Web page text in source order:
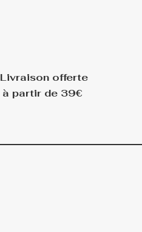
Livraison offerte
à partir de 39€